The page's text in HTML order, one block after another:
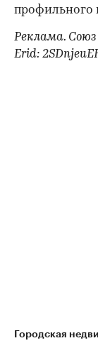
профильного
Реклама.
Erid:
Городская